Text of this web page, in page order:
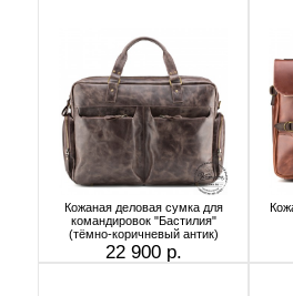
Кожаная деловая сумка для
командировок "Бастилия"
(тёмно-коричневый антик)
22 900 р.